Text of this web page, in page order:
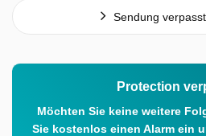
Sendung
Protection
Möchten Sie keine weitere
Sie kostenlos einen Alarm ein